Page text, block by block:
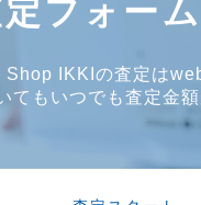
フォー
Shop IKKIの査定は
てもいつでも査定金額